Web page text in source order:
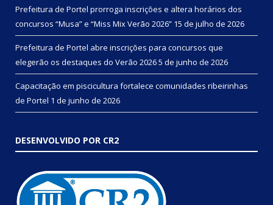
Prefeitura de Portel prorroga inscrições e altera horários dos
concursos “Musa” e “Miss Mix Verão 2026” 15 de julho de 2026
Prefeitura de Portel abre inscrições para concursos que
elegerão os destaques do Verão 20265 de junho de 2026
Capacitação em piscicultura fortalece comunidades ribeirinhas
de Portel 1 de junho de 2026
DESENVOLVIDO POR CR2